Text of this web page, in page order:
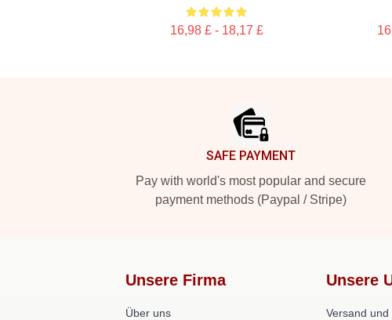
16,98 £ - 18,17 £
SAFE PAYMENT
Pay with world's most popular and secure
payment methods (Paypal / Stripe)
Unsere Firma
Über uns
Unsere
Versand